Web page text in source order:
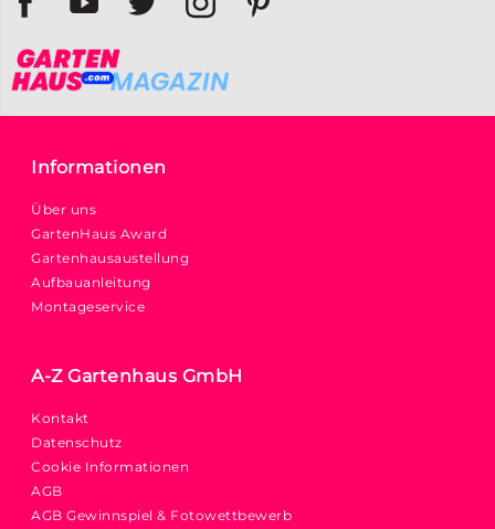
Informationen
Über uns
GartenHaus Award
Gartenhausaustellung
Aufbauanleitung
Montageservice
A-Z Gartenhaus GmbH
Kontakt
Datenschutz
Cookie Informationen
AGB
AGB Gewinnspiel & Fotowettbewerb